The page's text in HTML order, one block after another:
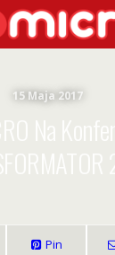
15 Maja 2017
Pin